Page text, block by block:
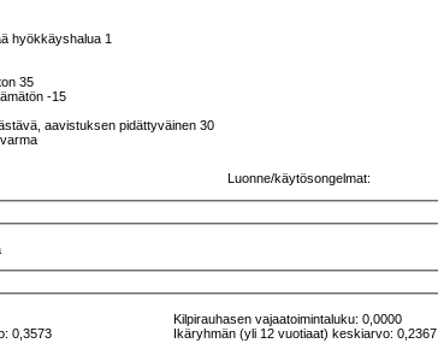
hyökkäyshalua 1
35
-15
aavistuksen pidättyväinen 30
Luonne/käytösongelmat:
0,3573
Kilpirauhasen vajaatoimintaluku: 0,0000
Ikäryhmän (yli 12 vuotiaat) keskiarvo: 0,2367